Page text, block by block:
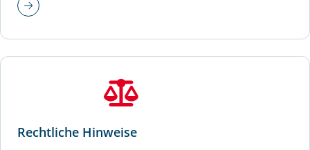
Rechtliche Hinweise